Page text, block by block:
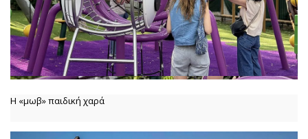
Η «μωβ» παιδική χαρά